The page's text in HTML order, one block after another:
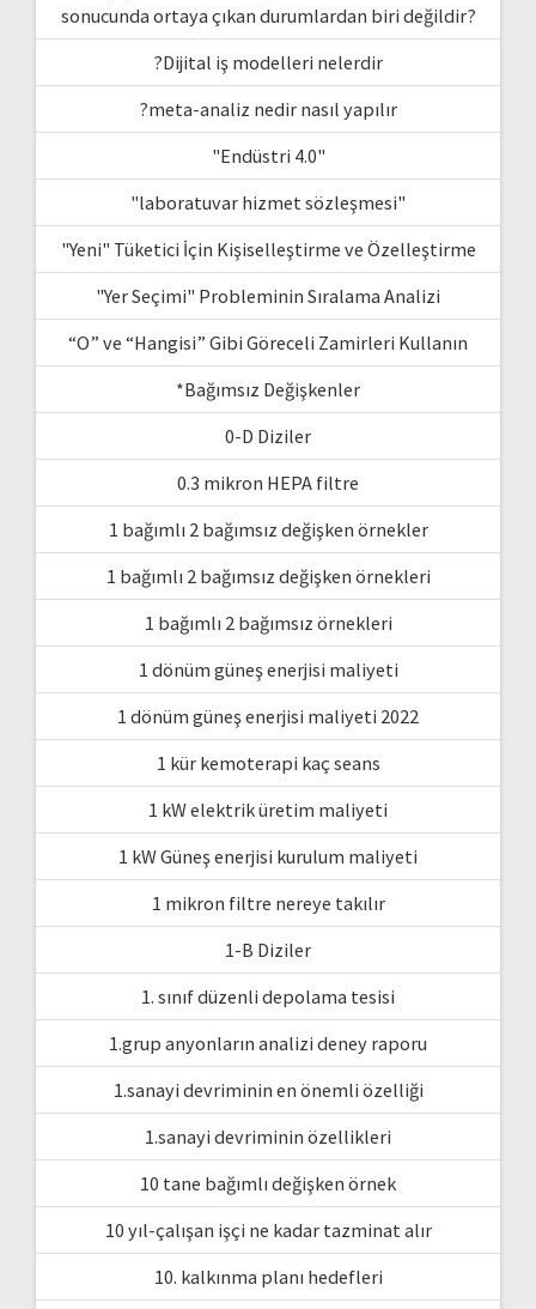
sonucunda ortaya çıkan durumlardan biri değildir?
?Dijital iş modelleri nelerdir
?meta-analiz nedir nasıl yapılır
"Endüstri 4.0"
"laboratuvar hizmet sözleşmesi"
"Yeni" Tüketici İçin Kişiselleştirme ve Özelleştirme
"Yer Seçimi" Probleminin Sıralama Analizi
“O” ve “Hangisi” Gibi Göreceli Zamirleri Kullanın
*Bağımsız Değişkenler
0-D Diziler
0.3 mikron HEPA filtre
1 bağımlı 2 bağımsız değişken örnekler
1 bağımlı 2 bağımsız değişken örnekleri
1 bağımlı 2 bağımsız örnekleri
1 dönüm güneş enerjisi maliyeti
1 dönüm güneş enerjisi maliyeti 2022
1 kür kemoterapi kaç seans
1 kW elektrik üretim maliyeti
1 kW Güneş enerjisi kurulum maliyeti
1 mikron filtre nereye takılır
1-B Diziler
1. sınıf düzenli depolama tesisi
1.grup anyonların analizi deney raporu
1.sanayi devriminin en önemli özelliği
1.sanayi devriminin özellikleri
10 tane bağımlı değişken örnek
10 yıl-çalışan işçi ne kadar tazminat alır
10. kalkınma planı hedefleri